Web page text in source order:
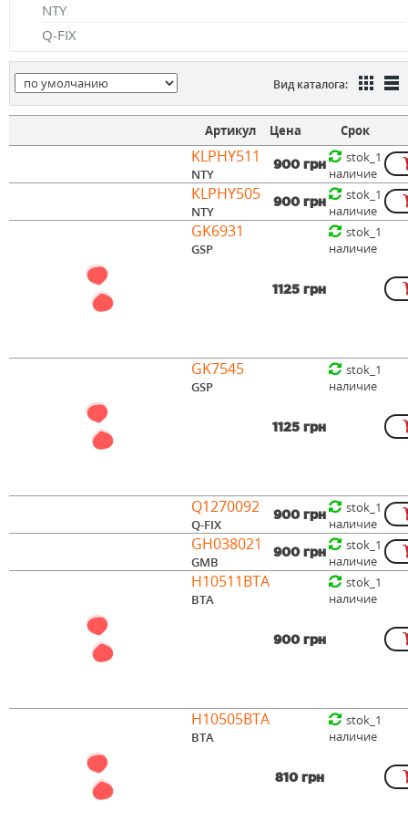
NTY
Q-FIX
Вид каталога:
Артикул Цена Срок
KLPHY511
NTY
900 грн
stok_1
наличие
KLPHY505
NTY
900 грн
stok_1
наличие
GK6931
GSP
1125 грн
stok_1
наличие
GK7545
GSP
1125 грн
stok_1
наличие
Q1270092
Q-FIX
900 грн
stok_1
наличие
GH038021
GMB
900 грн
stok_1
наличие
H10511BTA
BTA
900 грн
stok_1
наличие
H10505BTA
BTA
810 грн
stok_1
наличие